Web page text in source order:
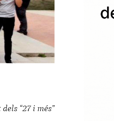
“27 i més”